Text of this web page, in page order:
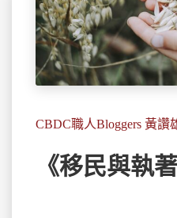
CBDC職人Bloggers 黃讚
《移民與執著